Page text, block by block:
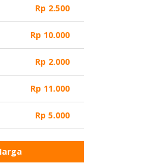
Rp 2.500
Rp 10.000
Rp 2.000
Rp 11.000
Rp 5.000